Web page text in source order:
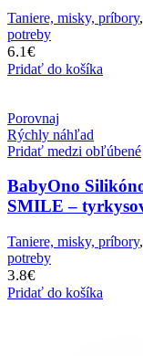
Taniere, misky, príbory,
potreby
6.1€
Pridať do košíka
Porovnaj
Rýchly náhľad
Pridať medzi obľúbené
BabyOno
SMILE –
Taniere, misky, príbory,
potreby
3.8€
Pridať do košíka